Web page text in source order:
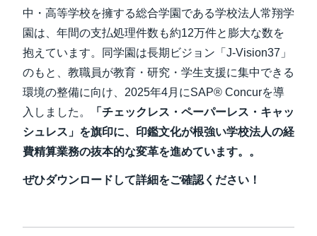
Finland (English)
Belgium (English)
España (Español)
Norway (English)
中・高等学校を擁する総合学園である学校法人常翔学
園は、年間の支払処理件数も約12万件と膨大な数を
抱えています。同学園は長期ビジョン「J-Vision37」
のもと、教職員が教育・研究・学生支援に集中できる
環境の整備に向け、2025年4月にSAP® Concurを導
入しました。
「チェックレス・ペーパーレス・キャッ
シュレス」を旗印に、印鑑文化が根強い学校法人の経
費精算業務の抜本的な変革を進めています。。
ぜひダウンロードして詳細をご確認ください！